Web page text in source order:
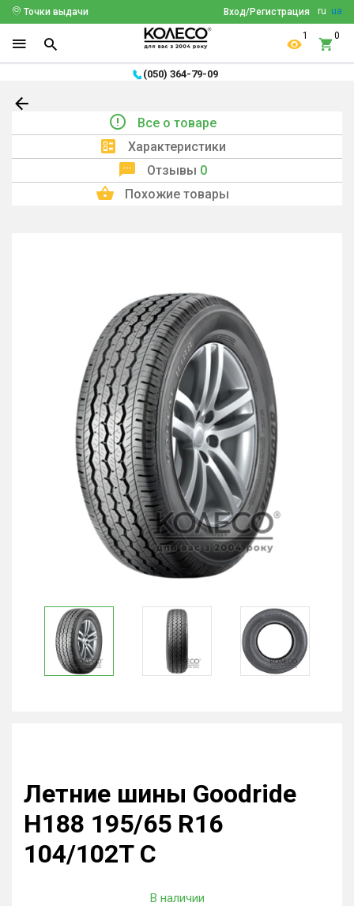
ru ua
Вход/Регистрация
Точки выдачи
1 0
(050) 364-79-09
Все о товаре
Характеристики
Отзывы 0
Похожие товары
Летние шины Goodride
H188 195/65 R16
104/102T C
В наличии